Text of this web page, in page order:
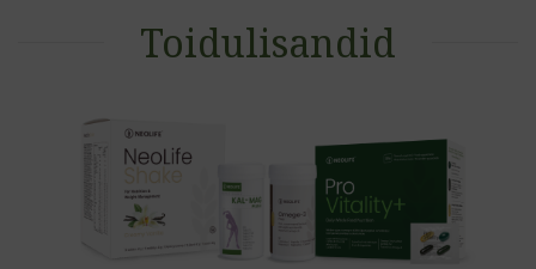
Toidulisandid